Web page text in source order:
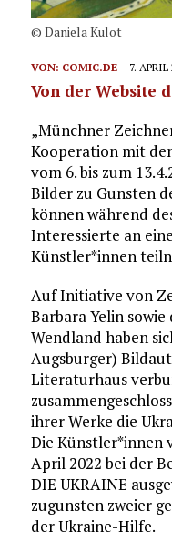
© Daniela Kulot
VON: COMIC.DE 7. APRIL
Von der Website
„Münchner
Kooperation mit
vom 6. bis zum
Bilder zu Gunsten
können während
Interessierte an
Künstler*innen
Auf Initiative von
Barbara Yelin
Wendland haben
Augsburger)
Literaturhaus
ihrer Werke die
Die Künstler*innen
April 2022 bei der
DIE UKRAINE
zugunsten zweier
der Ukraine-Hilfe.